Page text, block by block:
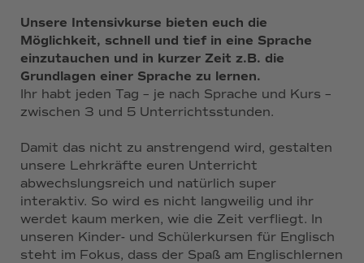
Unsere Intensivkurse bieten euch die
Möglichkeit, schnell und tief in eine Sprache
einzutauchen und in kurzer Zeit z.B. die
Grundlagen einer Sprache zu lernen.
Ihr habt jeden Tag – je nach Sprache und Kurs –
zwischen 3 und 5 Unterrichtsstunden.
Damit das nicht zu anstrengend wird, gestalten
unsere Lehrkräfte euren Unterricht
abwechslungsreich und natürlich super
interaktiv. So wird es nicht langweilig und ihr
werdet kaum merken, wie die Zeit verfliegt. In
unseren Kinder- und Schülerkursen für Englisch
steht im Fokus, dass der Spaß am Englischlernen